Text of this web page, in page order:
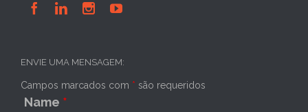
   
ENVIE UMA MENSAGEM:
Campos marcados com * são requeridos
Name *